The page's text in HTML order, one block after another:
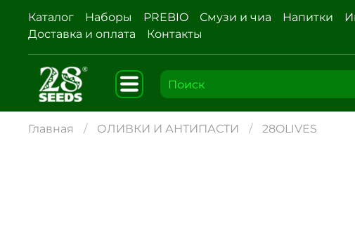
Каталог Наборы PREBIO Смузи и чиа Напитки
Доставка и оплата
Контакты
Главная ОЛИВКИ И АНТИПАСТИ 28OLIVES